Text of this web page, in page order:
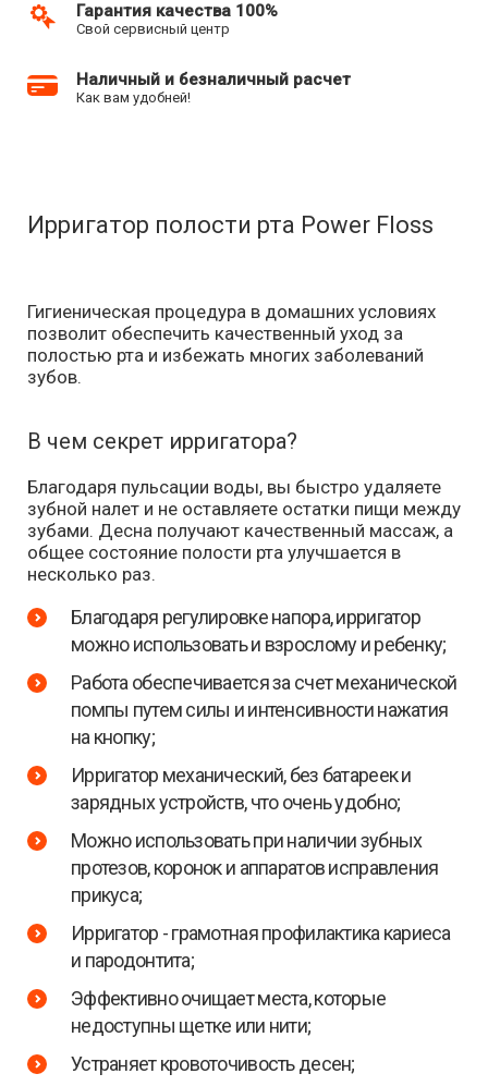
Гарантия качества 100%
Свой сервисный центр
Наличный и безналичный расчет
Как вам удобней!
Ирригатор полости рта Power Floss
Гигиеническая процедура в домашних условиях
позволит обеспечить качественный уход за
полостью рта и избежать многих заболеваний
зубов.
В чем секрет ирригатора?
Благодаря пульсации воды, вы быстро удаляете
зубной налет и не оставляете остатки пищи между
зубами. Десна получают качественный массаж, а
общее состояние полости рта улучшается в
несколько раз.
Благодаря регулировке напора, ирригатор
можно использовать и взрослому и ребенку;
Работа обеспечивается за счет механической
помпы путем силы и интенсивности нажатия
на кнопку;
Ирригатор механический, без батареек и
зарядных устройств, что очень удобно;
Можно использовать при наличии зубных
протезов, коронок и аппаратов исправления
прикуса;
Ирригатор - грамотная профилактика кариеса
и пародонтита;
Эффективно очищает места, которые
недоступны щетке или нити;
Устраняет кровоточивость десен;